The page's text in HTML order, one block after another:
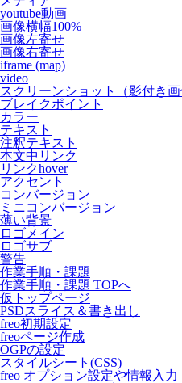
youtube動画
画像横幅100%
画像左寄せ
画像右寄せ
iframe (map)
video
スクリーンショット（影付き画
ブレイクポイント
カラー
テキスト
注釈テキスト
本文中リンク
リンクhover
アクセント
コンバージョン
ミニコンバージョン
薄い背景
ロゴメイン
ロゴサブ
警告
作業手順・課題
作業手順・課題 TOPへ
仮トップページ
PSDスライス＆書き出し
freo初期設定
freoページ作成
OGPの設定
スタイルシート(CSS)
freo オプション設定や情報入力